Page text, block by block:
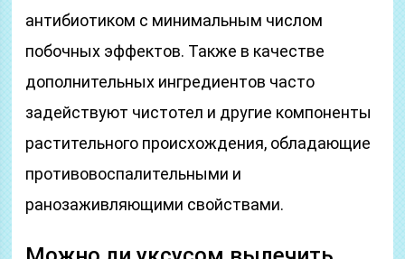
антибиотиком с минимальным числом
побочных эффектов. Также в качестве
дополнительных ингредиентов часто
задействуют чистотел и другие компоненты
растительного происхождения, обладающие
противовоспалительными и
ранозаживляющими свойствами.